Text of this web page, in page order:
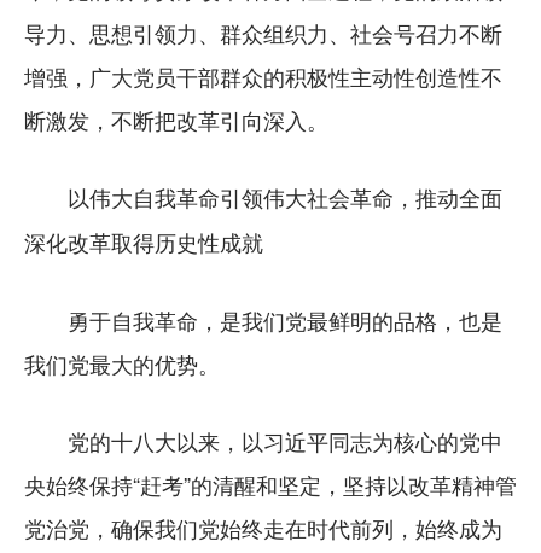
导力、思想引领力、群众组织力、社会号召力不断
增强，广大党员干部群众的积极性主动性创造性不
断激发，不断把改革引向深入。
以伟大自我革命引领伟大社会革命，推动全面
深化改革取得历史性成就
勇于自我革命，是我们党最鲜明的品格，也是
我们党最大的优势。
党的十八大以来，以习近平同志为核心的党中
央始终保持“赶考”的清醒和坚定，坚持以改革精神管
党治党，确保我们党始终走在时代前列，始终成为